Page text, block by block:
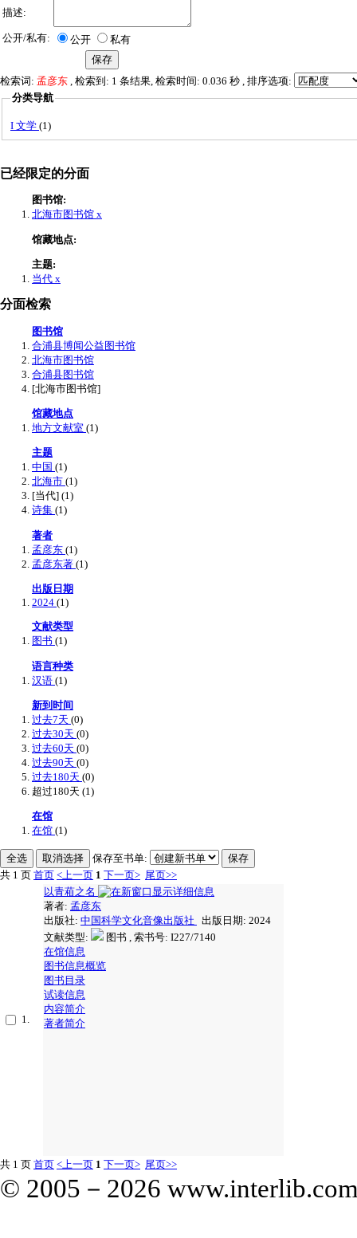
描述:
公开/私有: 公开 私有
检索词: 孟彦东 , 检索到: 1 条结果, 检索时间: 0.036 秒 , 排序选项:
分类导航
I 文学 (1)
已经限定的分面
图书馆:
北海市图书馆 x
馆藏地点:
主题:
当代 x
分面检索
图书馆
合浦县博闻公益图书馆
北海市图书馆
合浦县图书馆
[北海市图书馆]
馆藏地点
地方文献室 (1)
主题
中国 (1)
北海市 (1)
[当代] (1)
诗集 (1)
著者
孟彦东 (1)
孟彦东著 (1)
出版日期
2024 (1)
文献类型
图书 (1)
语言种类
汉语 (1)
新到时间
过去7天 (0)
过去30天 (0)
过去60天 (0)
过去90天 (0)
过去180天 (0)
超过180天 (1)
在馆
在馆 (1)
保存至书单:
共 1 页 首页 <上一页 1 下一页> 尾页>>
1.
以青葙之名
著者: 孟彦东
出版社: 中国科学文化音像出版社
出版日期: 2024
文献类型:
图书 , 索书号: I227/7140
在馆信息
图书信息概览
图书目录
试读信息
内容简介
著者简介
共 1 页 首页 <上一页 1 下一页> 尾页>>
© 2005－ 2026